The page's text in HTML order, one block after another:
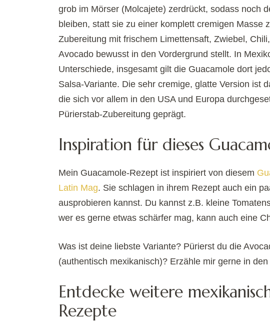
grob im Mörser (Molcajete) zerdrückt, sodass noch
bleiben, statt sie zu einer komplett cremigen Masse
Zubereitung mit frischem Limettensaft, Zwiebel,
Avocado bewusst in den Vordergrund stellt. In
Unterschiede, insgesamt gilt die Guacamole dort
Salsa-Variante. Die sehr cremige, glatte Version ist
die sich vor allem in den USA und Europa
Pürierstab-Zubereitung geprägt.
Inspiration für dieses
Mein Guacamole-Rezept ist inspiriert von diesem
Latin Mag. Sie schlagen in ihrem Rezept auch ein
ausprobieren kannst. Du kannst z.B. kleine
wer es gerne etwas schärfer mag, kann auch eine
Was ist deine liebste Variante? Pürierst du die
(authentisch mexikanisch)? Erzähle mir gerne in
Entdecke weitere
Rezepte